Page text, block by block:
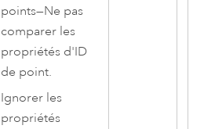
points—Ne pas
comparer les
propriétés d'ID
de point.
Ignorer les
propriétés